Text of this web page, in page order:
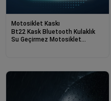
Motosiklet Kaskı
Bt22 Kask Bluetooth Kulaklık
Su Geçirmez Motosiklet